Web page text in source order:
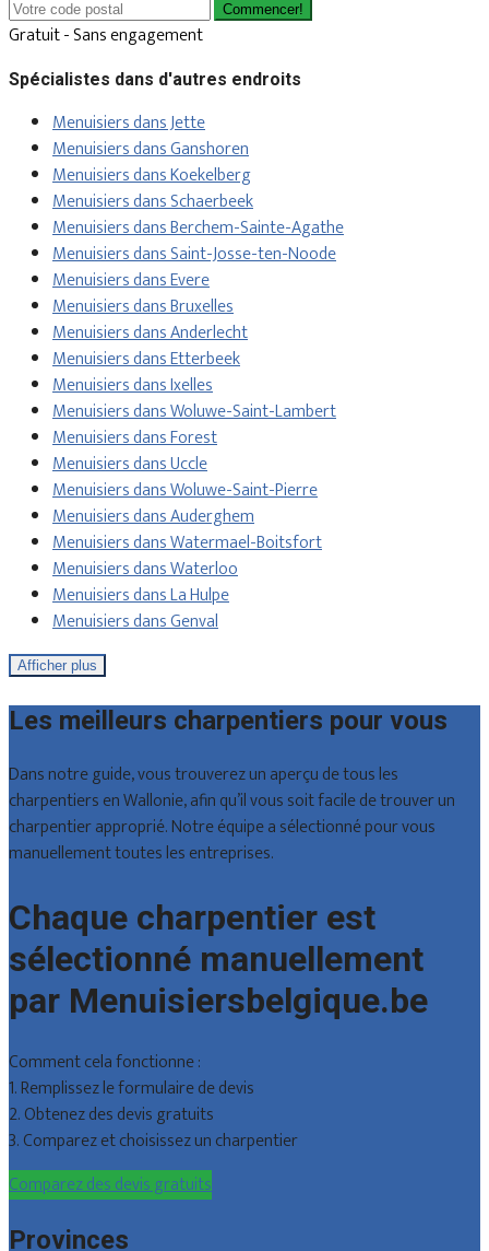
Commencer!
Gratuit - Sans engagement
Spécialistes dans d'autres endroits
Menuisiers dans Jette
Menuisiers dans Ganshoren
Menuisiers dans Koekelberg
Menuisiers dans Schaerbeek
Menuisiers dans Berchem-Sainte-Agathe
Menuisiers dans Saint-Josse-ten-Noode
Menuisiers dans Evere
Menuisiers dans Bruxelles
Menuisiers dans Anderlecht
Menuisiers dans Etterbeek
Menuisiers dans Ixelles
Menuisiers dans Woluwe-Saint-Lambert
Menuisiers dans Forest
Menuisiers dans Uccle
Menuisiers dans Woluwe-Saint-Pierre
Menuisiers dans Auderghem
Menuisiers dans Watermael-Boitsfort
Menuisiers dans Waterloo
Menuisiers dans La Hulpe
Menuisiers dans Genval
Afficher plus
Les meilleurs charpentiers pour vous
Dans notre guide, vous trouverez un aperçu de tous les
charpentiers en Wallonie, afin qu’il vous soit facile de trouver un
charpentier approprié. Notre équipe a sélectionné pour vous
manuellement toutes les entreprises.
Chaque charpentier est
sélectionné manuellement
par Menuisiersbelgique.be
Comment cela fonctionne :
1. Remplissez le formulaire de devis
2. Obtenez des devis gratuits
3. Comparez et choisissez un charpentier
Comparez des devis gratuits
Provinces